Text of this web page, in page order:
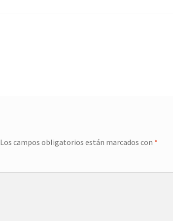
Los campos obligatorios están marcados con *